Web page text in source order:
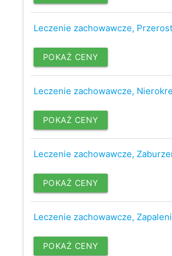
Leczenie zachowawcze,
POKAŻ CENY
Leczenie zachowawcze,
POKAŻ CENY
Leczenie zachowawcze,
POKAŻ CENY
Leczenie zachowawcze,
POKAŻ CENY